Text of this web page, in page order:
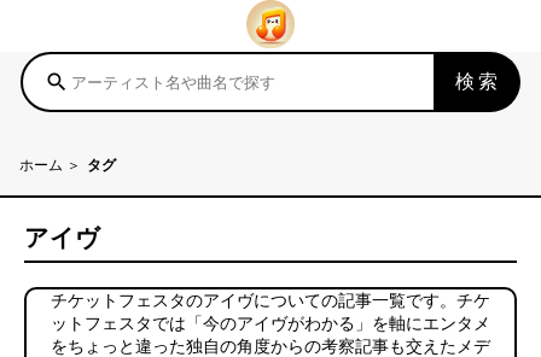
search 検索
ホーム タグ
アイヴ
チケットフェスタのアイヴについての記事一覧です。チケ
ットフェスタでは「今のアイヴがわかる」を軸にエンタメ
をちょっと違った独自の角度からの考察記事も交えたメデ